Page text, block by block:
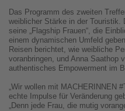
Das Programm des zweiten
weiblicher Stärke in der Touristik.
seine „Flagship Frauen“, die
einem dynamischen Umfeld
Reisen berichtet, wie weibliche
voranbringen, und Anna Saathop
authentisches Empowerment im
„Wir wollen mit MACHERINNEN
echte Impulse für Veränderung
„Denn jede Frau, die mutig